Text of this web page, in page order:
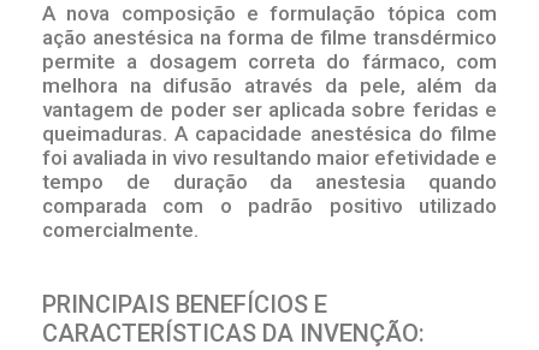
A nova composição e formulação tópica com
ação anestésica na forma de filme transdérmico
permite a dosagem correta do fármaco, com
melhora na difusão através da pele, além da
vantagem de poder ser aplicada sobre feridas e
queimaduras. A capacidade anestésica do filme
foi avaliada in vivo resultando maior efetividade e
tempo de duração da anestesia quando
comparada com o padrão positivo utilizado
comercialmente.
PRINCIPAIS BENEFÍCIOS E
CARACTERÍSTICAS DA INVENÇÃO: